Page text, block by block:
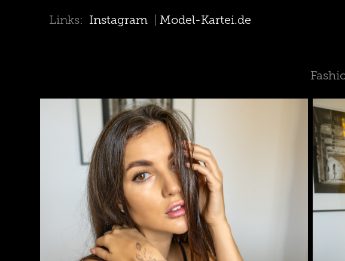
Links: Instagram Model-Kartei.de